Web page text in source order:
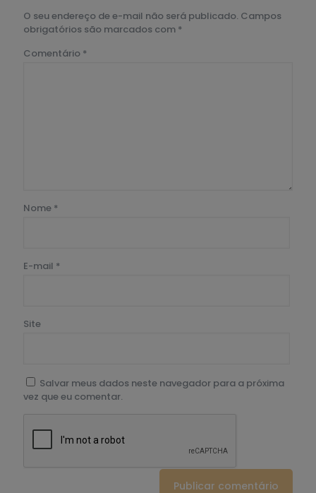
O seu endereço de e-mail não será publicado. Campos
obrigatórios são marcados com *
Comentário *
Nome *
E-mail *
Site
Salvar meus dados neste navegador para a próxima
vez que eu comentar.